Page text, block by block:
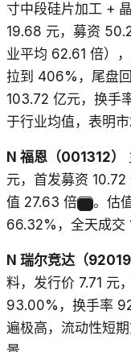
寸中段硅片加工 +
19.68 元，募资
业平均 62.61 倍）
拉到 406%，尾盘
103.72 亿元，换手
于行业均值，表明
N 福恩（001312）
元，首发募资
值 27.63 倍
。估
66.32%，全天成交
N 瑞尔竞达（
料，发行价 7.71 元
93.00%，换手率
遍极高，流动性短